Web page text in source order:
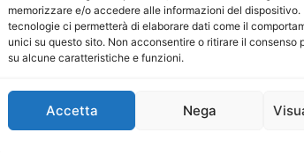
memorizzare e/o accedere alle informazioni del dispositivo.
tecnologie ci permetterà di elaborare dati come il
unici su questo sito. Non acconsentire o ritirare il consenso
su alcune caratteristiche e funzioni.
Accetta Nega